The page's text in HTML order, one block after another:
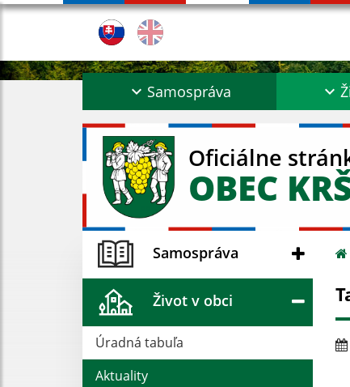
Samospráva
Oficiálne
OBEC
Samospráva
Život v obci
Úradná tabuľa
Aktuality